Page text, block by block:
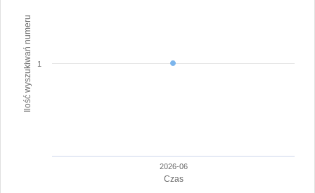
Czas
Ilość wyszukiwań numeru
2026-06
1